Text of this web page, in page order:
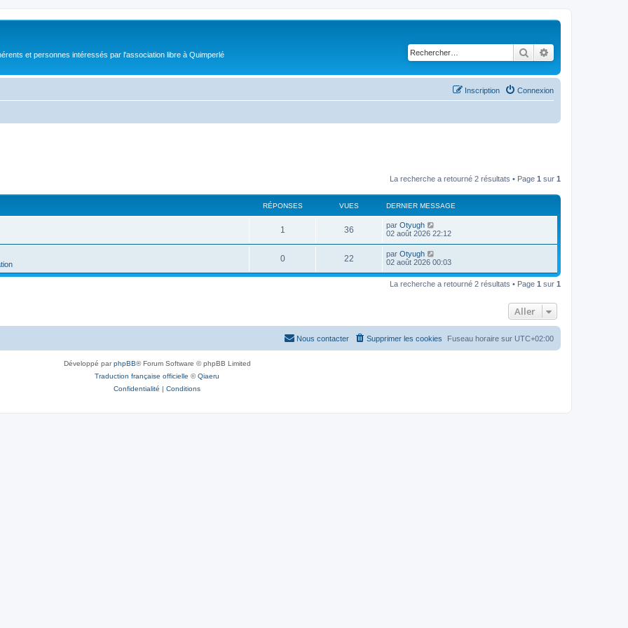
et personnes intéressés par l'association libre à Quimperlé Rechercher
Connexion
Inscription
La recherche a retourné 2 résultats • Page 1 sur 1
RÉPONSES VUES DERNIER MESSAGE
1 36 par Otyugh
02 août 2026 22:12
0 22 par Otyugh
02 août 2026 00:03
La recherche a retourné 2 résultats • Page 1 sur 1
Aller
Fuseau horaire sur UTC+02:00
Supprimer les cookies
Nous contacter
Développé parphpBB® Forum Software © phpBB Limited
Traduction française officielle ©Qiaeru
Confidentialité | Conditions